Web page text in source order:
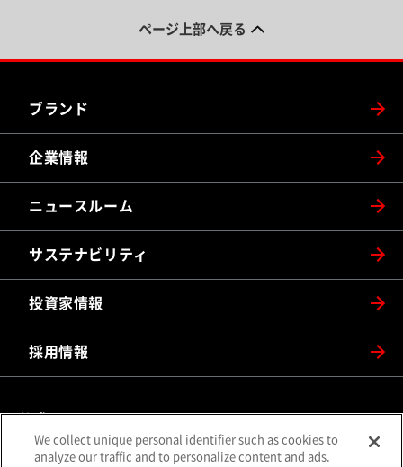
ページ上部へ戻る
ブランド
企業情報
ニュースルーム
サステナビリティ
投資家情報
採用情報
公式SNS
X（旧Twitter） （別ウィンドウで開く）
Facebook（別ウィンドウで開
We collect unique personal identifier such as cookies to
analyze our traffic and to personalize content and ads.